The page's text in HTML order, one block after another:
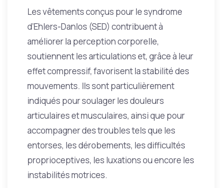
Les vêtements conçus pour le syndrome
d’Ehlers-Danlos (SED) contribuent à
améliorer la perception corporelle,
soutiennent les articulations et, grâce à leur
effet compressif, favorisent la stabilité des
mouvements. Ils sont particulièrement
indiqués pour soulager les douleurs
articulaires et musculaires, ainsi que pour
accompagner des troubles tels que les
entorses, les dérobements, les difficultés
proprioceptives, les luxations ou encore les
instabilités motrices.